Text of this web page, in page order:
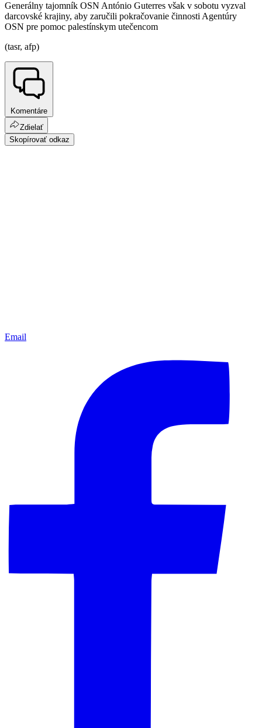
Generálny tajomník OSN António Guterres však v sobotu vyzval
darcovské krajiny, aby zaručili pokračovanie činnosti Agentúry
OSN pre pomoc palestínskym utečencom
(tasr, afp)
Komentáre
Zdielať
Skopírovať odkaz
Email